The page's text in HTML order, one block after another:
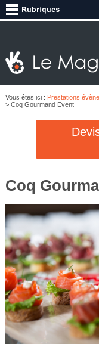
Vous êtes ici : Prestations
> Coq Gourmand Event
Coq